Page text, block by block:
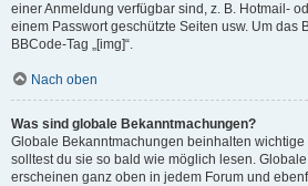
einer Anmeldung verfügbar sind, z. B. Hotmail-
einem Passwort geschützte Seiten usw. Um das
BBCode-Tag „[img]“.
Nach oben
Was sind globale Bekanntmachungen?
Globale Bekanntmachungen beinhalten
solltest du sie so bald wie möglich lesen.
erscheinen ganz oben in jedem Forum und